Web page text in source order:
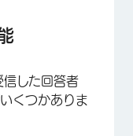
信した回答者
くつかありま